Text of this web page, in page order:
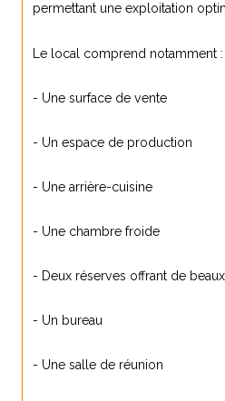
permettant une exploitation
Le local comprend notamment :
- Une surface de vente
- Un espace de production
- Une arrière-cuisine
- Une chambre froide
- Deux réserves offrant de
- Un bureau
- Une salle de réunion